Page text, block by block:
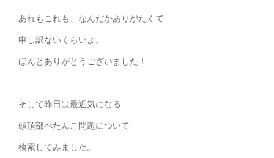
あれもこれも、なんだかありがたくて
申し訳ないくらいよ。
ほんとありがとうございました！
そして昨日は最近気になる
頭頂部ぺたんこ問題について
検索してみました。